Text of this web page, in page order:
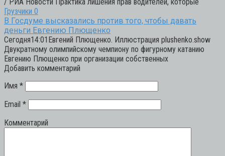
Грузчики 0
В Госдуме высказались против того, чтобы давать
деньги Евгению Плющенко
Сегодня14:01Евгений Плющенко. Иллюстрация plushenko.show
Двукратному олимпийскому чемпиону по фигурному катанию
Евгению Плющенко при организации собственных
Добавить комментарий
Имя *
Email *
Комментарий